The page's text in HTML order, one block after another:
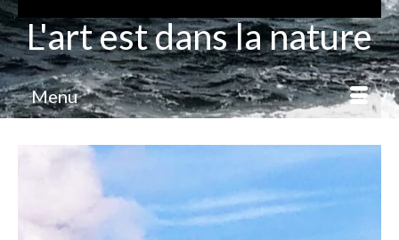
L'art est dans la nature
Menu